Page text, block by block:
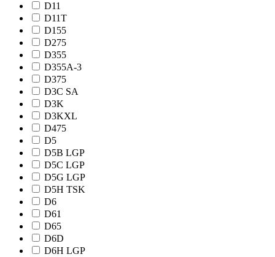
D11
D11T
D155
D275
D355
D355A-3
D375
D3C SA
D3K
D3KXL
D475
D5
D5B LGP
D5C LGP
D5G LGP
D5H TSK
D6
D61
D65
D6D
D6H LGP